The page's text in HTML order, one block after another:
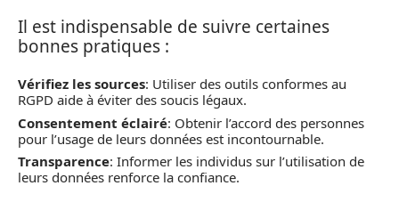
Il est indispensable de suivre certaines
bonnes pratiques :
Vérifiez les sources: Utiliser des outils conformes au
RGPD aide à éviter des soucis légaux.
Consentement éclairé: Obtenir l’accord des personnes
pour l’usage de leurs données est incontournable.
Transparence: Informer les individus sur l’utilisation de
leurs données renforce la confiance.